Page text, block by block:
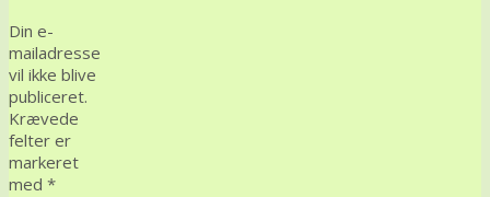
Din e-
mailadresse
vil ikke blive
publiceret.
Krævede
felter er
markeret
med *